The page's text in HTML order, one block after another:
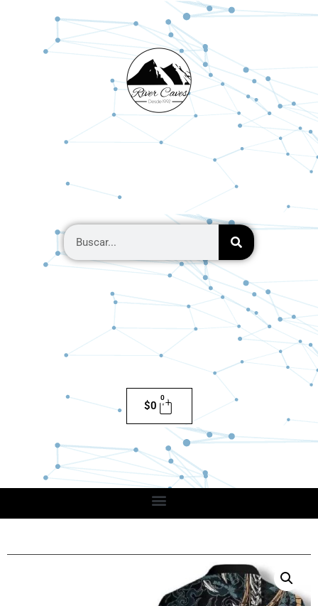
$0
0